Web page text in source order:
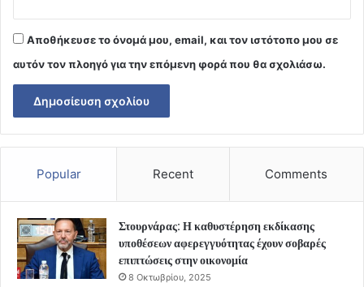
Αποθήκευσε το όνομά μου, email, και τον ιστότοπο μου σε
αυτόν τον πλοηγό για την επόμενη φορά που θα σχολιάσω.
Popular Recent Comments
Στουρνάρας: Η καθυστέρηση εκδίκασης
υποθέσεων αφερεγγυότητας έχουν σοβαρές
επιπτώσεις στην οικονομία
8 Οκτωβρίου, 2025